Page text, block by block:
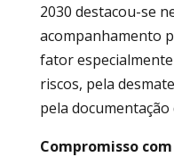
2030 destacou-se
acompanhamento
fator
riscos, pela
pela documentação
Compromisso